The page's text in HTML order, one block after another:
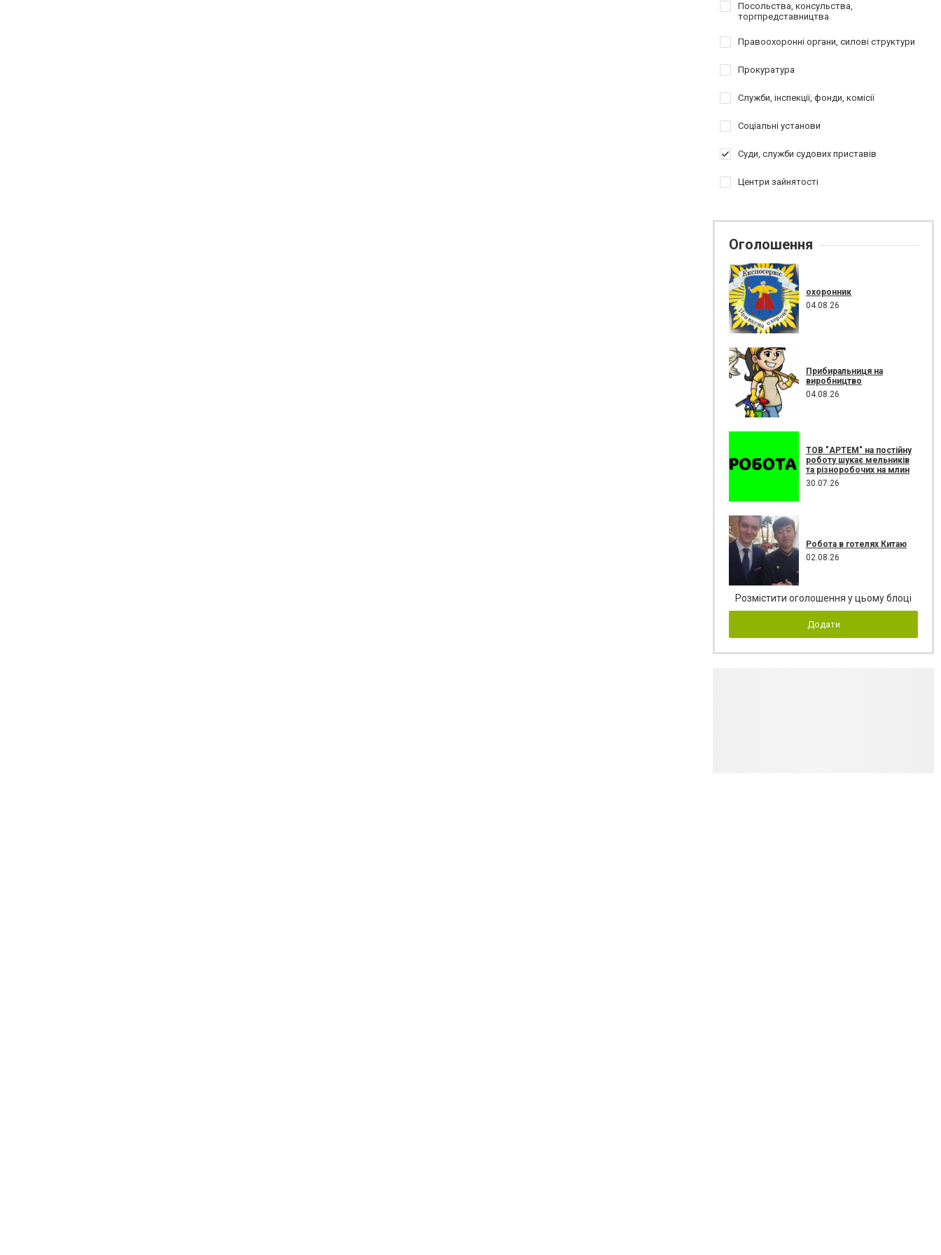
Посольства, консульства,
торгпредставництва
Правоохоронні органи, силові структури
Прокуратура
Служби, інспекції, фонди, комісії
Соціальні установи
Суди, служби судових приставів
Центри зайнятості
Оголошення
охоронник
04.08.26
Прибиральниця на
виробництво
04.08.26
ТОВ "АРТЕМ" на постійну
роботу шукає мельників
та різноробочих на млин
30.07.26
Робота в готелях Китаю
02.08.26
Розмістити оголошення у цьому блоці
Додати